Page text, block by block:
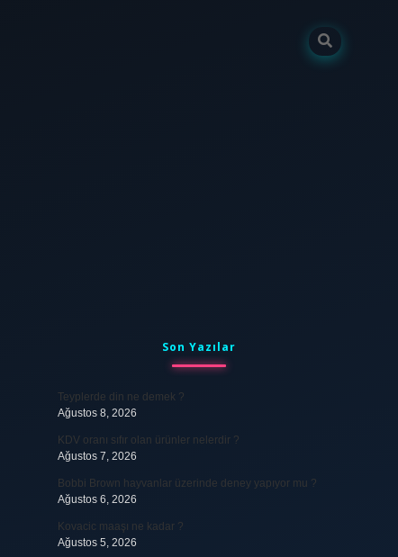
SidebarSon Yazılar
Teyplerde din ne demek ?
Ağustos 8, 2026
KDV oranı sıfır olan ürünler nelerdir ?
Ağustos 7, 2026
Bobbi Brown hayvanlar üzerinde deney yapıyor mu ?
Ağustos 6, 2026
Kovacic maaşı ne kadar ?
Ağustos 5, 2026